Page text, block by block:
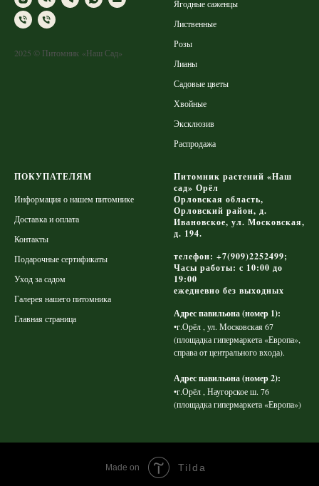
2025 © Питомник «Наш Сад»
Ягодные саженцы
Лиственные
Розы
Лианы
Садовые цветы
Хвойные
Эксклюзив
Распродажа
ПОКУПАТЕЛЯМ
Информация о нашем питомнике
Доставка и оплата
Контакты
Подарочные сертификаты
Уход за садом
Галерея нашего питомника
Главная страница
Питомник растений «Наш
сад» Орёл
Орловская область,
Орловский район, д.
Ивановское, ул. Московская,
д. 194.
телефон: +7(909)2252499;
Часы работы: с 10:00 до
19:00
ежедневно без выходных
Адрес павильона (номер 1):
•г.Орёл , ул. Московская 67
(площадка гипермаркета «Европа»,
справа от центрального входа).
Адрес павильона (номер 2):
•г.Орёл , Наугорское ш. 76
(площадка гипермаркета «Европа»)
Made on Tilda